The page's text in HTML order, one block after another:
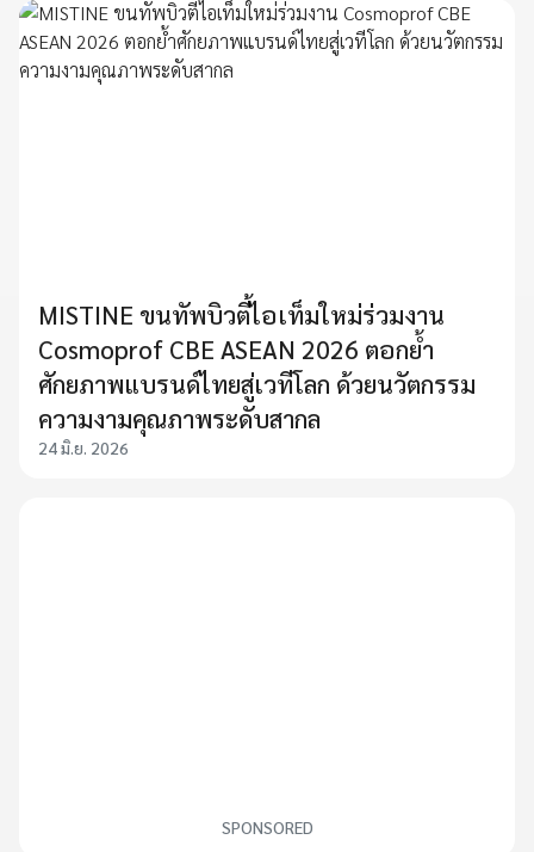
MISTINE ขนทัพบิวตี้ไอเท็มใหม่ร่วมงาน
Cosmoprof CBE ASEAN 2026 ตอกย้ำ
ศักยภาพแบรนด์ไทยสู่เวทีโลก ด้วยนวัตกรรม
ความงามคุณภาพระดับสากล
24 มิ.ย. 2026
SPONSORED